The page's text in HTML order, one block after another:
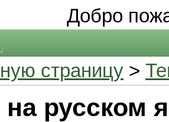
Добро
страницу >
на русском